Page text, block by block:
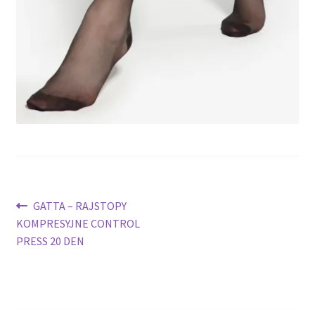
Nawigacja
wpisu
Poprzedni
wpis:
GATTA – RAJSTOPY
KOMPRESYJNE CONTROL
PRESS 20 DEN